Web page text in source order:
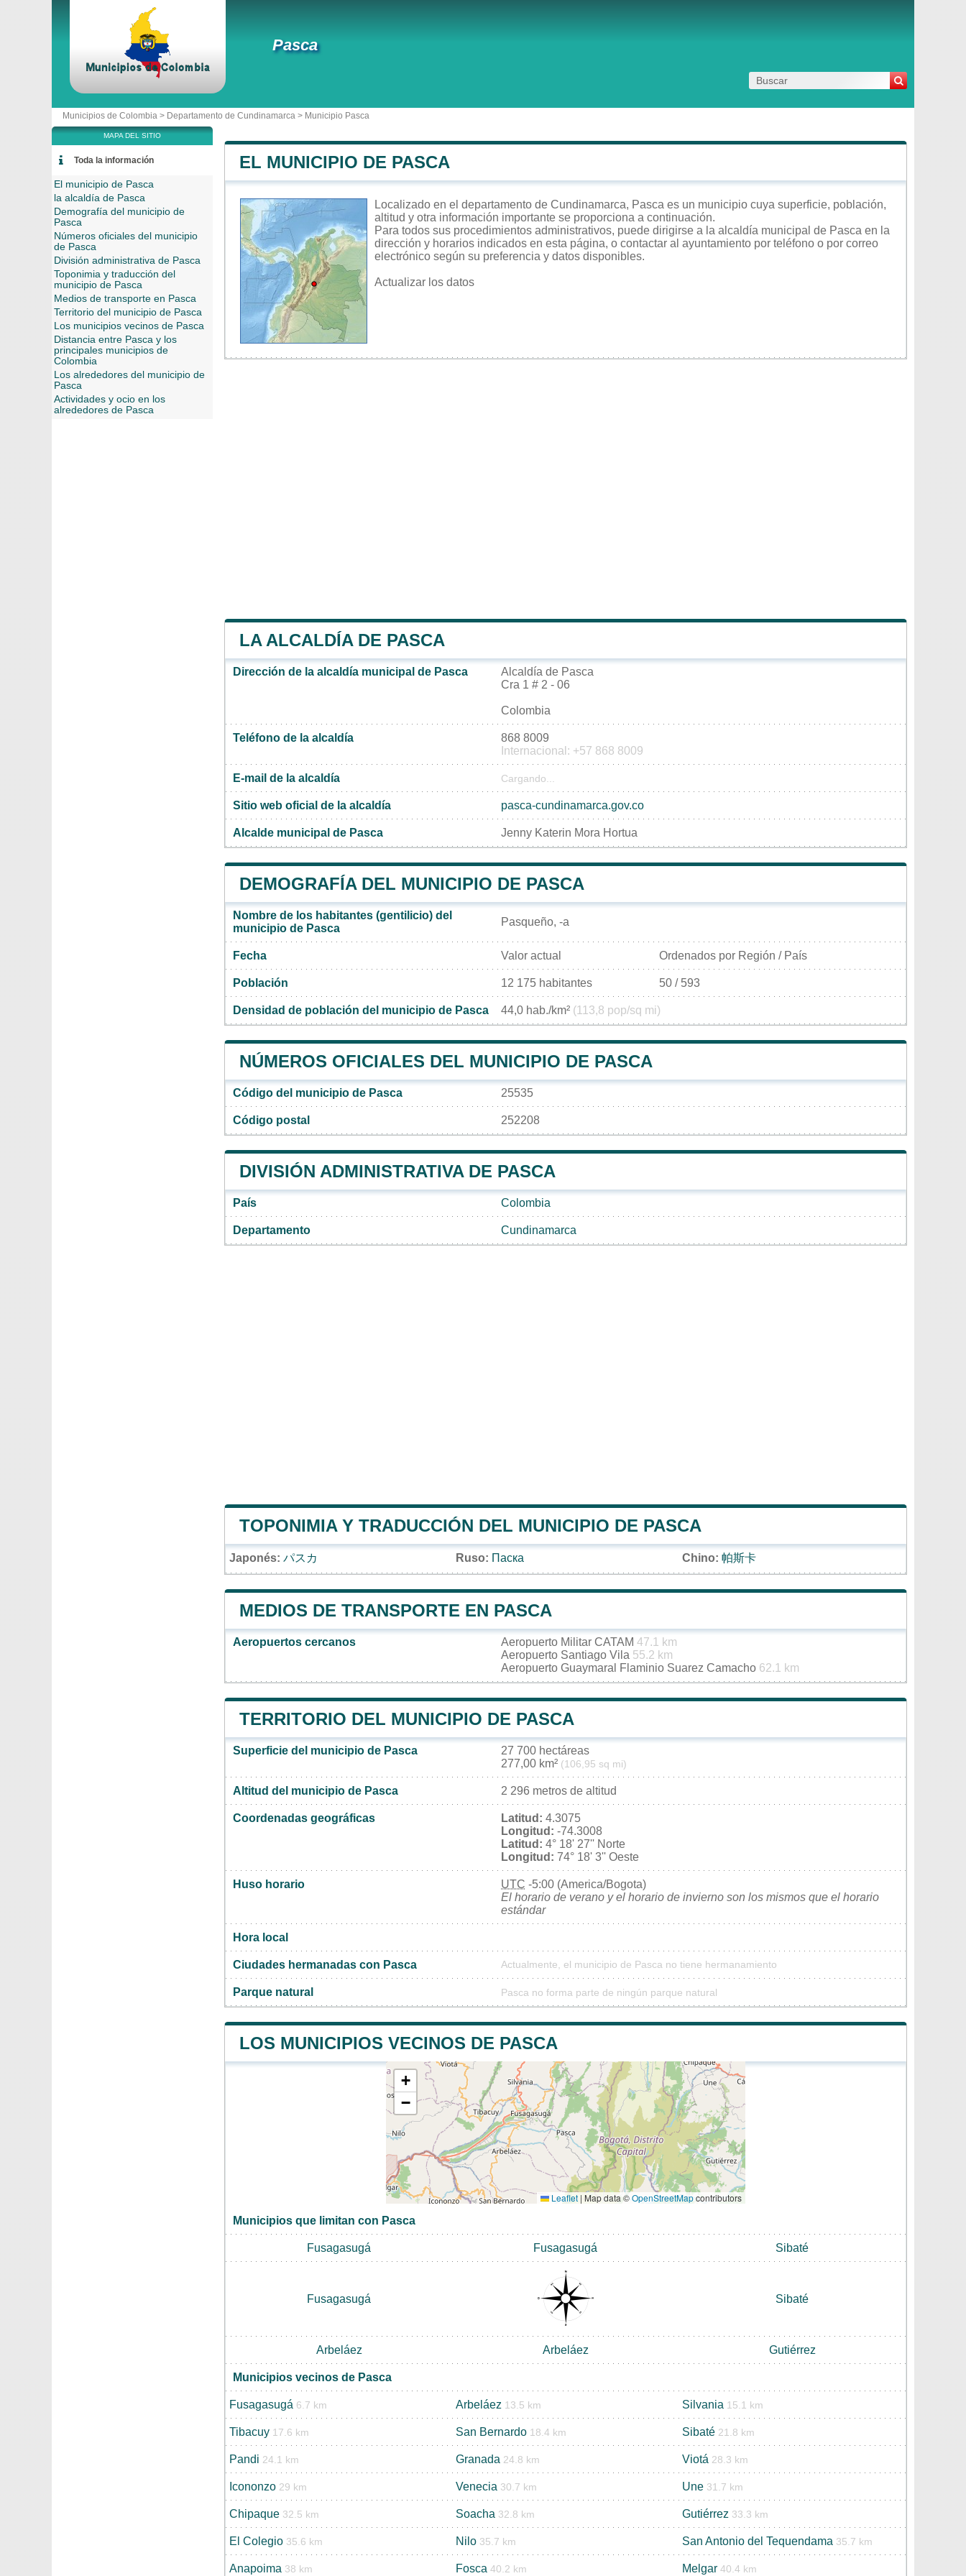
Pasca
Municipios de Colombia > Departamento de Cundinamarca > Municipio Pasca
EL MUNICIPIO DE PASCA
Localizado en el departamento de Cundinamarca, Pasca es un municipio cuya superficie, población,
altitud y otra información importante se proporciona a continuación.
Para todos sus procedimientos administrativos, puede dirigirse a la alcaldía municipal de Pasca en la
dirección y horarios indicados en esta página, o contactar al ayuntamiento por teléfono o por correo
electrónico según su preferencia y datos disponibles.
Actualizar los datos
LA ALCALDÍA DE PASCA
Dirección de la alcaldía municipal de Pasca
Alcaldía de Pasca
Cra 1 # 2 - 06
Colombia
Teléfono de la alcaldía
868 8009
Internacional: +57 868 8009
E-mail de la alcaldía Cargando...
Sitio web oficial de la alcaldía pasca-cundinamarca.gov.co
Alcalde municipal de Pasca Jenny Katerin Mora Hortua
DEMOGRAFÍA DEL MUNICIPIO DE PASCA
Nombre de los habitantes (gentilicio) del
municipio de Pasca
Pasqueño, -a
Fecha Valor actual Ordenados por Región / País
Población 12 175 habitantes 50 / 593
Densidad de población del municipio de Pasca 44,0 hab./km² (113,8 pop/sq mi)
NÚMEROS OFICIALES DEL MUNICIPIO DE PASCA
Código del municipio de Pasca 25535
Código postal 252208
DIVISIÓN ADMINISTRATIVA DE PASCA
País Colombia
Departamento Cundinamarca
TOPONIMIA Y TRADUCCIÓN DEL MUNICIPIO DE PASCA
Japonés: パスカ Ruso: Паска Chino: 帕斯卡
MEDIOS DE TRANSPORTE EN PASCA
Aeropuertos cercanos Aeropuerto Militar CATAM 47.1 km
Aeropuerto Santiago Vila 55.2 km
Aeropuerto Guaymaral Flaminio Suarez Camacho 62.1 km
TERRITORIO DEL MUNICIPIO DE PASCA
Superficie del municipio de Pasca
27 700 hectáreas
277,00 km² (106,95 sq mi)
Altitud del municipio de Pasca 2 296 metros de altitud
Coordenadas geográficas Latitud: 4.3075
Longitud: -74.3008
Latitud: 4° 18' 27'' Norte
Longitud: 74° 18' 3'' Oeste
Huso horario UTC -5:00 (America/Bogota)
El horario de verano y el horario de invierno son los mismos que el horario
estándar
Hora local
Ciudades hermanadas con Pasca Actualmente, el municipio de Pasca no tiene hermanamiento
Parque natural Pasca no forma parte de ningún parque natural
LOS MUNICIPIOS VECINOS DE PASCA
+
−
Leaflet | Map data ©OpenStreetMapcontributors
Municipios que limitan con Pasca
Fusagasugá Fusagasugá Sibaté
Fusagasugá Sibaté
Arbeláez Arbeláez Gutiérrez
Municipios vecinos de Pasca
Fusagasugá 6.7 km Arbeláez 13.5 km Silvania 15.1 km
Tibacuy 17.6 km San Bernardo 18.4 km Sibaté 21.8 km
Pandi 24.1 km Granada 24.8 km Viotá 28.3 km
Icononzo 29 km Venecia 30.7 km Une 31.7 km
Chipaque 32.5 km Soacha 32.8 km Gutiérrez 33.3 km
El Colegio 35.6 km Nilo 35.7 km San Antonio del Tequendama 35.7 km
Anapoima 38 km Fosca 40.2 km Melgar 40.4 km
MAPA DEL SITIO
Toda la información
El municipio de Pasca
la alcaldía de Pasca
Demografía del municipio de
Pasca
Números oficiales del municipio
de Pasca
División administrativa de Pasca
Toponimia y traducción del
municipio de Pasca
Medios de transporte en Pasca
Territorio del municipio de Pasca
Los municipios vecinos de Pasca
Distancia entre Pasca y los
principales municipios de
Colombia
Los alrededores del municipio de
Pasca
Actividades y ocio en los
alrededores de Pasca